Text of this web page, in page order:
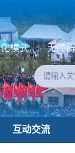
模式 | 无障碍
互动交流